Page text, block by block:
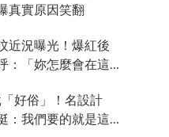
真實原因笑翻
近況曝光！爆紅後
：「妳怎麼會在這
好俗」！名設計
：我們要的就是這